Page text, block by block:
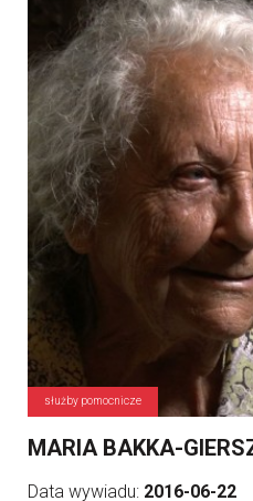
służby pomocnicze
MARIA BAKKA-
Data wywiadu: 2016-06-22